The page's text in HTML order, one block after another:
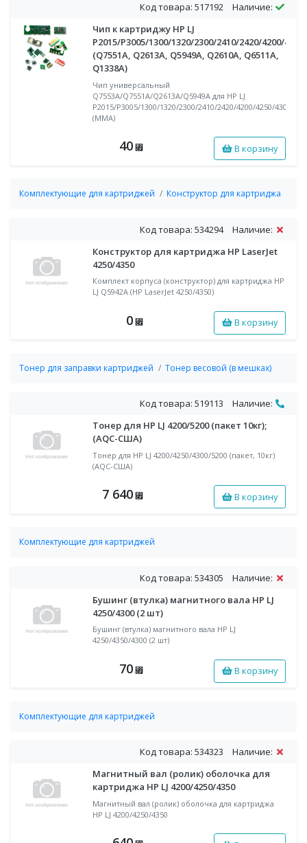
Код товара: 517192
Наличие:
Чип к картриджу HP LJ
P2015/P3005/1300/1320/2300/2410/2420/4200/
(Q7551A, Q2613A, Q5949A, Q2610A, Q6511A,
Q1338A)
Чип универсальный
Q7553A/Q7551A/Q2613A/Q5949A для HP LJ
P2015/P3005/1300/1320/2300/2410/2420/4200/4250/4300/
(MMA)
40 ⃏ В корзину
Комплектующие для картриджей Конструктор для картриджа
Код товара: 534294
Наличие:
Конструктор для картриджа HP LaserJet
4250/4350
Комплект корпуса (конструктор) для картриджа HP
LJ Q5942A (HP LaserJet 4250/4350)
0 ⃏ В корзину
Тонер для заправки картриджей Тонер весовой (в мешках)
Код товара: 519113
Наличие:
Тонер для HP LJ 4200/5200 (пакет 10кг);
(AQC-США)
Тонер для HP LJ 4200/4250/4300/5200 (пакет, 10кг)
(AQC-США)
7 640 ⃏ В корзину
Комплектующие для картриджей
Код товара: 534305
Наличие:
Бушинг (втулка) магнитного вала HP LJ
4250/4300 (2 шт)
Бушинг (втулка) магнитного вала HP LJ
4250/4350/4300 (2 шт)
70 ⃏ В корзину
Комплектующие для картриджей
Код товара: 534323
Наличие:
Магнитный вал (ролик) оболочка для
картриджа HP LJ 4200/4250/4350
Магнитный вал (ролик) оболочка для картриджа
HP LJ 4200/4250/4350